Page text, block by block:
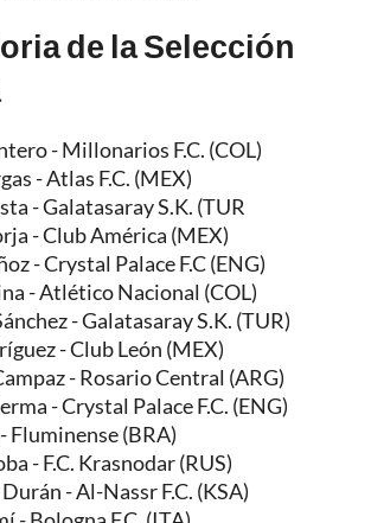
de la Selección
- Millonarios F.C. (COL)
- Atlas F.C. (MEX)
- Galatasaray S.K. (TUR
- Club América (MEX)
- Crystal Palace F.C (ENG)
- Atlético Nacional (COL)
- Galatasaray S.K. (TUR)
- Club León (MEX)
- Rosario Central (ARG)
- Crystal Palace F.C. (ENG)
Fluminense (BRA)
- F.C. Krasnodar (RUS)
- Al-Nassr F.C. (KSA)